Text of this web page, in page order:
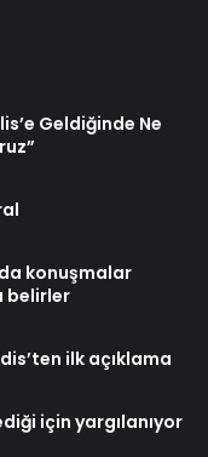
Geldiğinde Ne
konuşmalar
belirler
ilk açıklama
için yargılanıyor